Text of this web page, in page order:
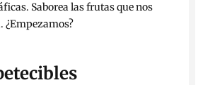
Saborea las frutas que nos
¿Empezamos?